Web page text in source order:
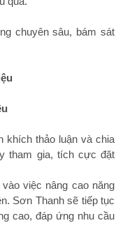
chuyên sâu, bám sát
khích thảo luận và chia
tham gia, tích cực đặt
việc nâng cao năng
Sơn Thanh sẽ tiếp tục
cao, đáp ứng nhu cầu